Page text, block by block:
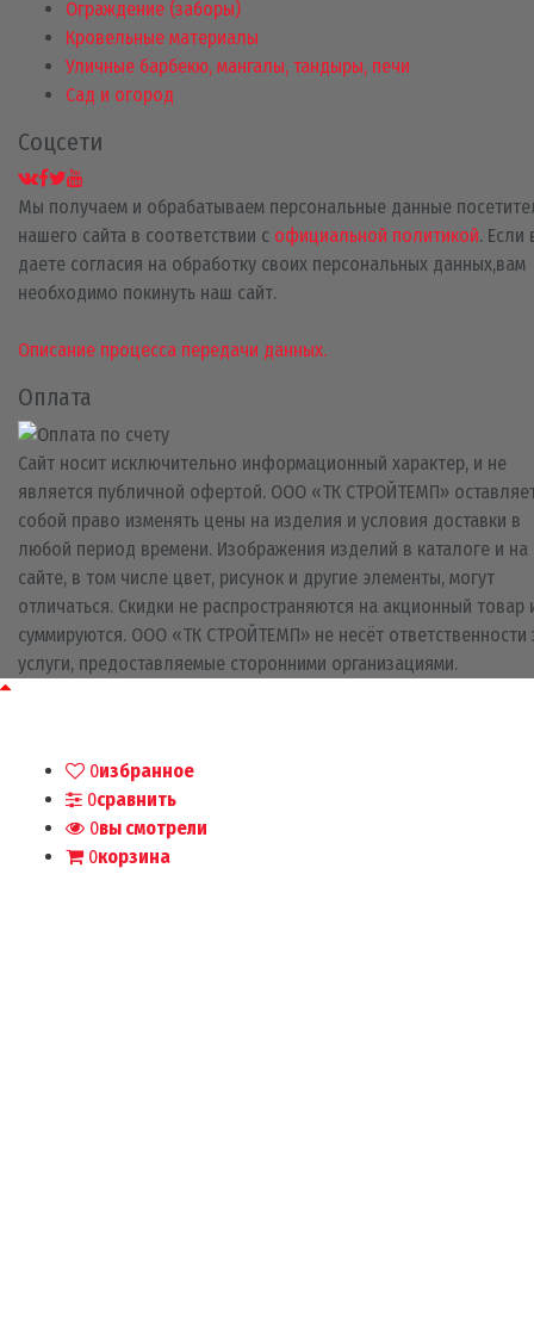
Ограждение (заборы)
Кровельные материалы
Уличные барбекю, мангалы, тандыры, печи
Сад и огород
Соцсети
Мы получаем и обрабатываем персональные данные
нашего сайта в соответствии с официальной политикой. Если
даете согласия на обработку своих персональных данных,вам
необходимо покинуть наш сайт.
Описание процесса передачи данных.
Оплата
Сайт носит исключительно информационный характер, и не
является публичной офертой. ООО «ТК СТРОЙТЕМП»
собой право изменять цены на изделия и условия доставки в
любой период времени. Изображения изделий в каталоге и на
сайте, в том числе цвет, рисунок и другие элементы, могут
отличаться. Скидки не распространяются на акционный товар
суммируются. ООО «ТК СТРОЙТЕМП» не несёт ответственности
услуги, предоставляемые сторонними организациями.
0избранное
0сравнить
0вы смотрели
0корзина